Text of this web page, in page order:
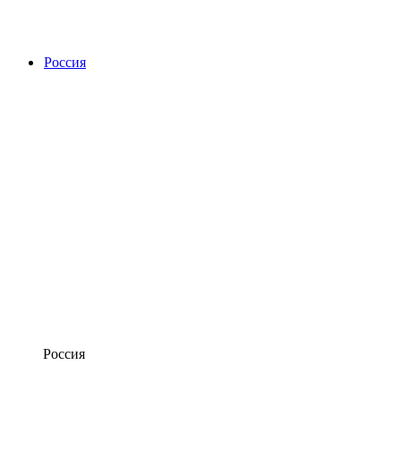
Россия
Россия